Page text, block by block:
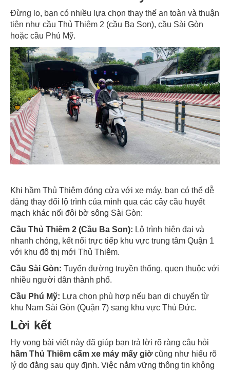
Đừng lo, bạn có nhiều lựa chọn thay thế an toàn và thuận
tiện như cầu Thủ Thiêm 2 (cầu Ba Son), cầu Sài Gòn
hoặc cầu Phú Mỹ.
Khi hầm Thủ Thiêm đóng cửa với xe máy, bạn có thể dễ
dàng thay đổi lộ trình của mình qua các cây cầu huyết
mạch khác nối đôi bờ sông Sài Gòn:
Cầu Thủ Thiêm 2 (Cầu Ba Son): Lộ trình hiện đại và
nhanh chóng, kết nối trực tiếp khu vực trung tâm Quận 1
với khu đô thị mới Thủ Thiêm.
Cầu Sài Gòn: Tuyến đường truyền thống, quen thuộc với
nhiều người dân thành phố.
Cầu Phú Mỹ: Lựa chọn phù hợp nếu bạn di chuyển từ
khu Nam Sài Gòn (Quận 7) sang khu vực Thủ Đức.
Lời kết
Hy vọng bài viết này đã giúp bạn trả lời rõ ràng câu hỏi
hầm Thủ Thiêm cấm xe máy mấy giờcũng như hiểu rõ
lý do đằng sau quy định. Việc nắm vững thông tin không